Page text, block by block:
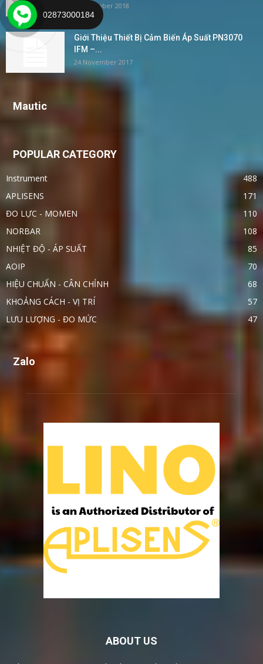
4 December 2018
Giới Thiệu Thiết Bị Cảm Biến Áp Suất PN3070
IFM –...
24 November 2017
Mautic
POPULAR CATEGORY
Instrument
488
APLISENS
171
ĐO LỰC - MOMEN
110
NORBAR
108
NHIỆT ĐỘ - ÁP SUẤT
85
AOIP
70
HIỆU CHUẨN - CÂN CHỈNH
68
KHOẢNG CÁCH - VỊ TRÍ
57
LƯU LƯỢNG - ĐO MỨC
47
Zalo
ABOUT US
02873000184